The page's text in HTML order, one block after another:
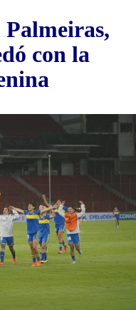
Palmeiras,
con la